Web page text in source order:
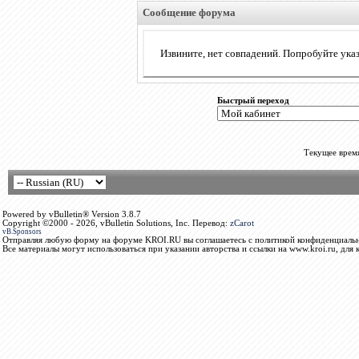
Сообщение форума
Извините, нет совпадений. Попробуйте
Быстрый переход
Текущее
Powered by vBulletin® Version 3.8.7
Copyright ©2000 - 2026, vBulletin Solutions, Inc. Перевод: zCarot
vB.Sponsors
Отправляя любую форму на форуме KROI.RU вы соглашаетесь с политикой
Все материалы могут использоваться при указании авторства и ссылки на www.kroi.ru, для